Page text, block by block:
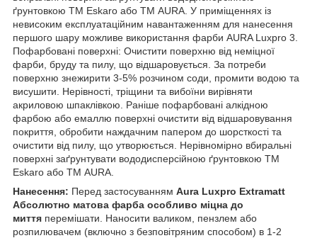
ґрунтовкою TM Eskaro або ТМ AURA. У приміщеннях із
невисоким експлуатаційним навантаженням для нанесення
першого шару можливе використання фарби AURA Luxpro 3.
Пофарбовані поверхні: Очистити поверхню від неміцної
фарби, бруду та пилу, що відшаровується. За потреби
поверхню знежирити 3-5% розчином соди, промити водою та
висушити. Нерівності, тріщини та вибоїни вирівняти
акриловою шпаклівкою. Раніше пофарбовані алкідною
фарбою або емаллю поверхні очистити від відшаровування
покриття, обробити наждачним папером до шорсткості та
очистити від пилу, що утворюється. Нерівномірно вбиральні
поверхні заґрунтувати вододисперсійною ґрунтовкою TM
Eskaro або ТМ AURA.
Нанесення: Перед застосуванням Aura Luxpro Extramatt
Абсолютно матова фарба особливо міцна до
миття перемішати. Наносити валиком, пензлем або
розпилювачем (включно з безповітряним способом) в 1-2